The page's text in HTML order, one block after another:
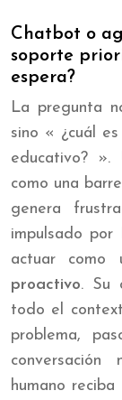
Chatbot o
soporte
espera?
La pregunta
sino « ¿cuál
educativo?
como una
genera
impulsado
actuar como
proactivo. Su
todo el
problema,
humano